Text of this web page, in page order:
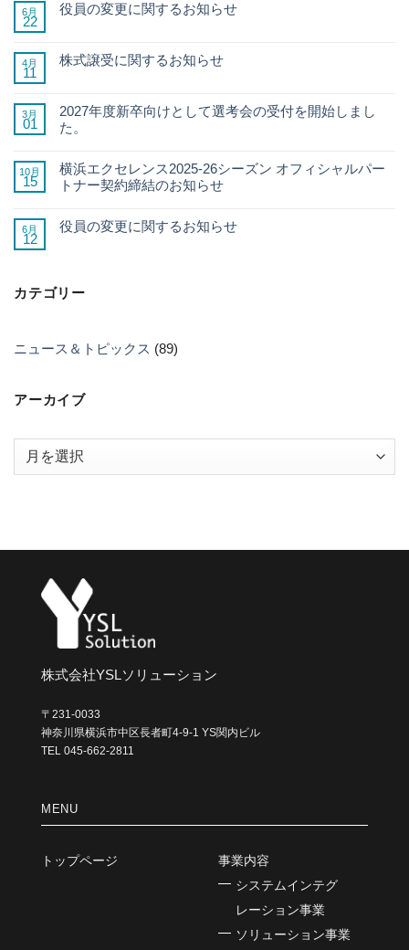
22
6月 役員の変更に関するお知らせ
11
4月 株式譲受に関するお知らせ
01
3月
2027年度新卒向けとして選考会の受付を開始しまし
た。
15
10月
横浜エクセレンス2025-26シーズン オフィシャルパー
トナー契約締結のお知らせ
12
6月 役員の変更に関するお知らせ
カテゴリー
ニュース＆トピックス (89)
アーカイブ
ー
ブ
株式会社YSLソリューション
〒231-0033
神奈川県横浜市中区長者町4-9-1 YS関内ビル
TEL 045-662-2811
MENU
トップページ
事業内容
システムインテグ
レーション事業
ソリューション事業